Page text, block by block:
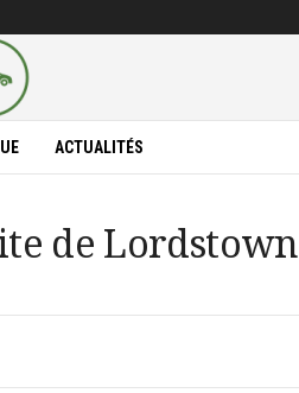
ACTUALITÉS
de Lordstown